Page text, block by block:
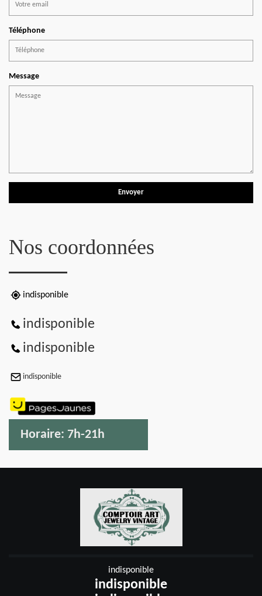
Téléphone
Message
Nos coordonnées
indisponible
indisponible
indisponible
indisponible
Horaire: 7h-21h
indisponible
indisponible